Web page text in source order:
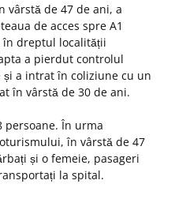
vârstă de 47 de ani, a
de acces spre A1
în dreptul localității
a pierdut controlul
a intrat în coliziune cu un
în vârstă de 30 de ani.
persoane. În urma
în vârstă de 47
și o femeie, pasageri
la spital.